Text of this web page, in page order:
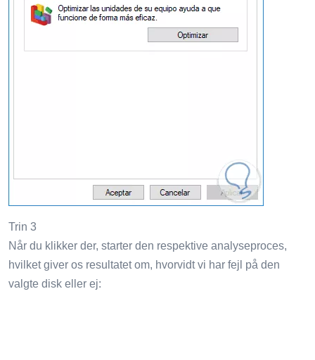
Trin 3
Når du klikker der, starter den respektive analyseproces,
hvilket giver os resultatet om, hvorvidt vi har fejl på den
valgte disk eller ej: